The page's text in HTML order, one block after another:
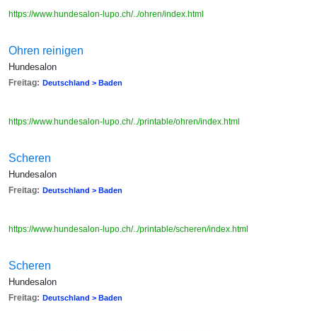
https://www.hundesalon-lupo.ch/../ohren/index.html
Ohren reinigen
Hundesalon
Freitag: Deutschland > Baden
https://www.hundesalon-lupo.ch/../printable/ohren/index.html
Scheren
Hundesalon
Freitag: Deutschland > Baden
https://www.hundesalon-lupo.ch/../printable/scheren/index.html
Scheren
Hundesalon
Freitag: Deutschland > Baden